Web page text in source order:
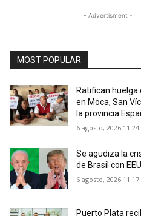
- Advertisment -
MOST POPULAR
Ratifican huelga
en Moca, San
la provincia
6 agosto, 2026
Se agudiza la
de Brasil con
6 agosto, 2026
Puerto Plata